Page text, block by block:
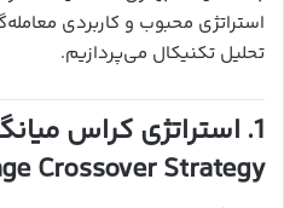
استراتژی محبوب و کاربردی
تحلیل تکنیکال می‌پردازیم.
Crossover Strategy)